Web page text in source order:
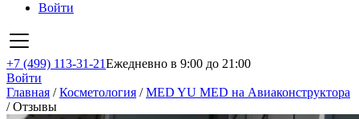
Войти
+7 (499) 113-31-21Ежедневно в 9:00 до 21:00
Войти
Главная /Косметология /MED YU MED на Авиаконструктора
/Отзывы